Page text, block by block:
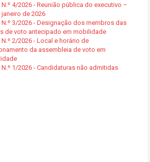
N.º 4/2026 - Reunião pública do executivo –
janeiro de 2026
N.º 3/2026 - Designação dos membros das
de voto antecipado em mobilidade
N.º 2/2026 - Local e horário de
da assembleia de voto em
N.º 1/2026 - Candidaturas não admitidas